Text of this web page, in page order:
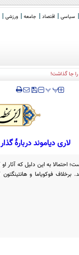
سیاسی اقتصاد جامعه ورزشی
‍‍‍ پ پ
لاری دیاموند دربارۀ
احتمالا به این دلیل که آثار
برخلاف فوکویاما و